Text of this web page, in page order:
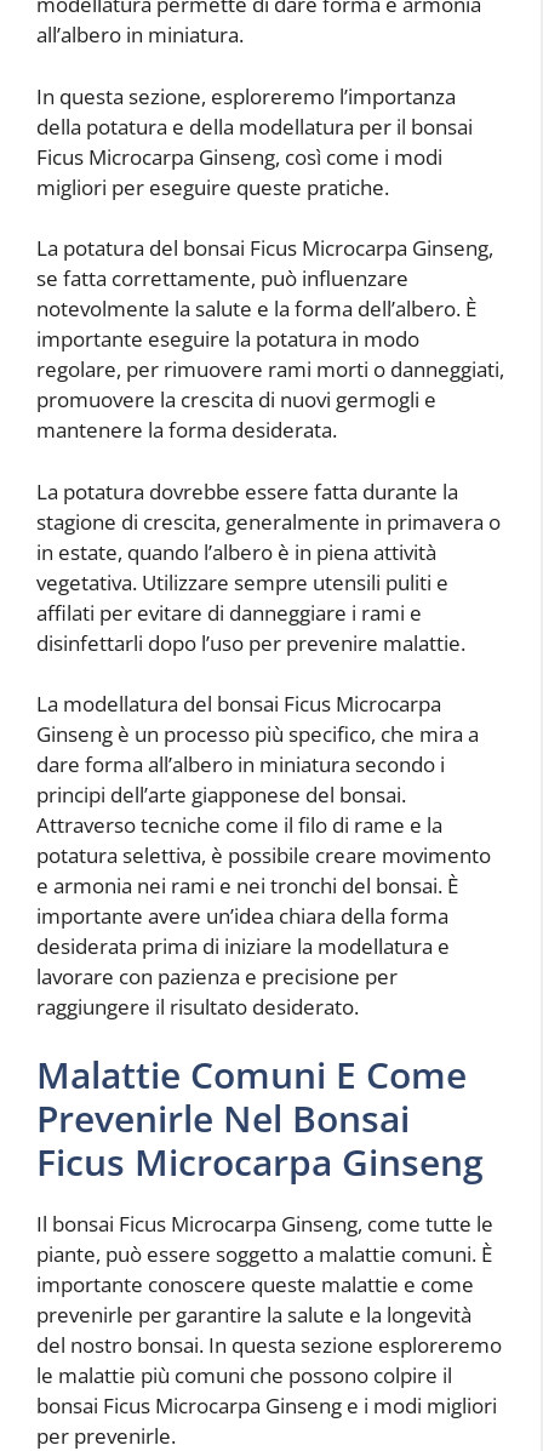
all’albero in miniatura.
In questa sezione, esploreremo l’importanza
della potatura e della modellatura per il bonsai
Ficus Microcarpa Ginseng, così come i modi
migliori per eseguire queste pratiche.
La potatura del bonsai Ficus Microcarpa Ginseng,
se fatta correttamente, può influenzare
notevolmente la salute e la forma dell’albero. È
importante eseguire la potatura in modo
regolare, per rimuovere rami morti o danneggiati,
promuovere la crescita di nuovi germogli e
mantenere la forma desiderata.
La potatura dovrebbe essere fatta durante la
stagione di crescita, generalmente in primavera o
in estate, quando l’albero è in piena attività
vegetativa. Utilizzare sempre utensili puliti e
affilati per evitare di danneggiare i rami e
disinfettarli dopo l’uso per prevenire malattie.
La modellatura del bonsai Ficus Microcarpa
Ginseng è un processo più specifico, che mira a
dare forma all’albero in miniatura secondo i
principi dell’arte giapponese del bonsai.
Attraverso tecniche come il filo di rame e la
potatura selettiva, è possibile creare movimento
e armonia nei rami e nei tronchi del bonsai. È
importante avere un’idea chiara della forma
desiderata prima di iniziare la modellatura e
lavorare con pazienza e precisione per
raggiungere il risultato desiderato.
Malattie Comuni E Come
Prevenirle Nel Bonsai
Ficus Microcarpa Ginseng
Il bonsai Ficus Microcarpa Ginseng, come tutte le
piante, può essere soggetto a malattie comuni. È
importante conoscere queste malattie e come
prevenirle per garantire la salute e la longevità
del nostro bonsai. In questa sezione esploreremo
le malattie più comuni che possono colpire il
bonsai Ficus Microcarpa Ginseng e i modi migliori
per prevenirle.